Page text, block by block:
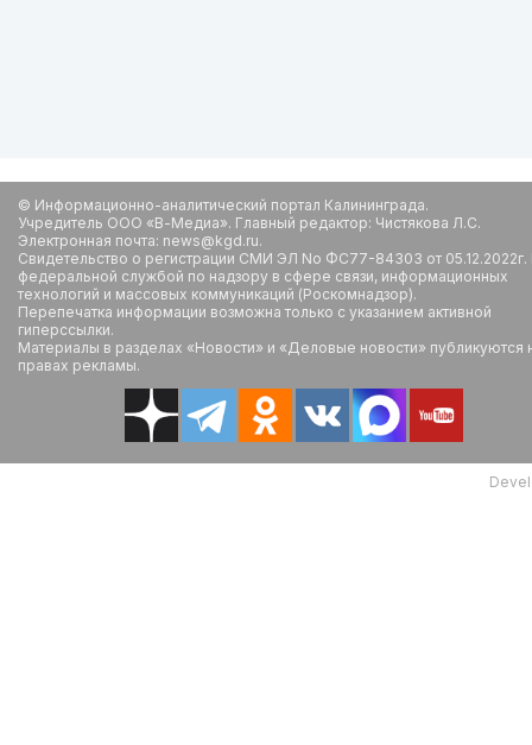
© Информационно-аналитический портал Калининграда.
Учредитель ООО «В-Медиа». Главный редактор: Чистякова Л.С.
Электронная почта: news@kgd.ru.
Свидетельство о регистрации СМИ ЭЛ No ФС77-84303 от
федеральной службой по надзору в сфере связи, информационных
технологий и массовых коммуникаций (Роскомнадзор).
Перепечатка информации возможна только с указанием активной
гиперссылки.
Материалы в разделах «Новости» и «Деловые новости» публикуются
правах рекламы.